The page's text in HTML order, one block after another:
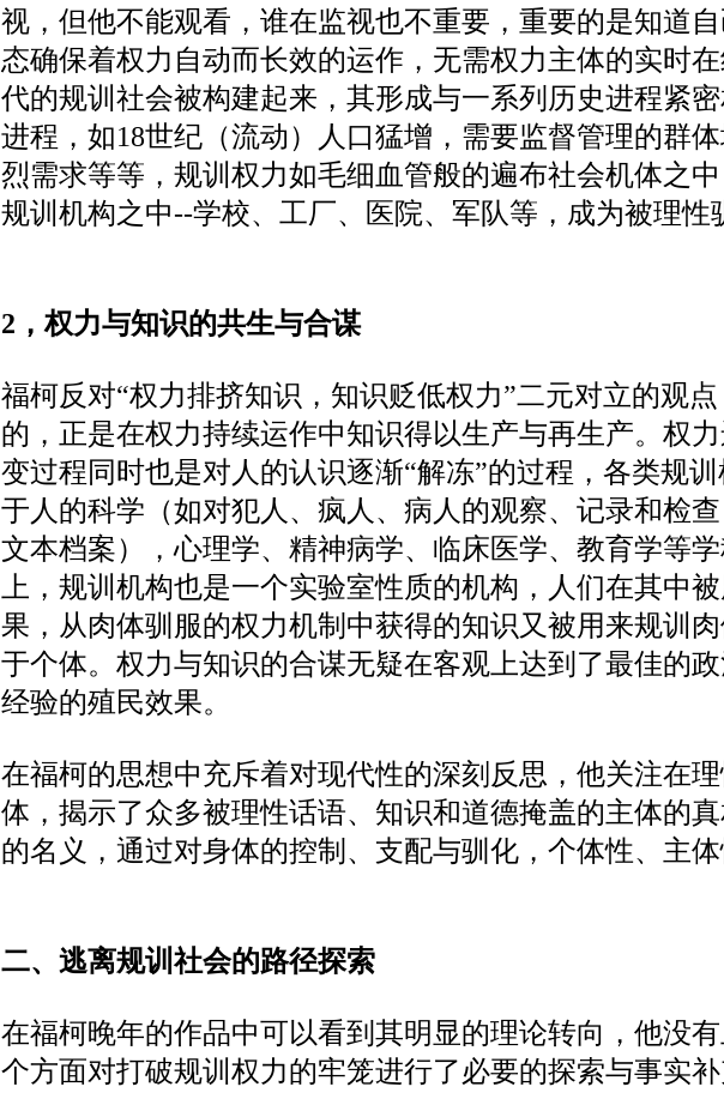
视，但他不能观看，谁在监视也不重要，重要的是知道
态确保着权力自动而长效的运作，无需权力主体的实时
代的规训社会被构建起来，其形成与一系列历史进程紧
进程，如18世纪（流动）人口猛增，需要监督管理的群
烈需求等等，规训权力如毛细血管般的遍布社会机体之
规训机构之中--学校、工厂、医院、军队等，成为被理性
2，权力与知识的共生与合谋
福柯反对“权力排挤知识，知识贬低权力”二元对立的观
的，正是在权力持续运作中知识得以生产与再生产。权
变过程同时也是对人的认识逐渐“解冻”的过程，各类规
于人的科学（如对犯人、疯人、病人的观察、记录和检
文本档案），心理学、精神病学、临床医学、教育学等
上，规训机构也是一个实验室性质的机构，人们在其中
果，从肉体驯服的权力机制中获得的知识又被用来规训
于个体。权力与知识的合谋无疑在客观上达到了最佳的
经验的殖民效果。
在福柯的思想中充斥着对现代性的深刻反思，他关注在
体，揭示了众多被理性话语、知识和道德掩盖的主体的
的名义，通过对身体的控制、支配与驯化，个体性、主体
二、 逃离规训社会的路径探索
在福柯晚年的作品中可以看到其明显的理论转向，他没
个方面对打破规训权力的牢笼进行了必要的探索与事实补